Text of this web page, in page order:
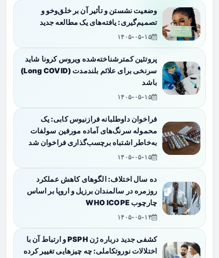
وضعیت نشستن و تأثیر آن بر خلق‌وخو و
تصمیم‌گیری: یافته‌های یک مطالعه جدید
۱۴۰۵-۰۵-۱۵
پروتئین کمترشناخته‌شده ویروس کرونا شاید
سرنخی برای علائم بلندمدت (Long COVID)
باشد
۱۴۰۵-۰۵-۱۵
فراخوان داوطلبانه فرازنیوس کابی: یک
محموله سرنگ‌های آماده مورفین سولفات
به‌خاطر اشتباه برچسب‌گذاری فراخوان شد
۱۴۰۵-۰۵-۱۵
ده سال اختلاف: الگوهای کاهش عملکرد
روزمره در سالمندان برزیل و اروپا بر اساس
چارچوب WHO ICOPE
۱۴۰۵-۰۵-۱۴
کشفی جدید درباره ژن PSPH و ارتباط آن با
اختلالات نوروتکاملی: چه چیزهایی تغییر کرده